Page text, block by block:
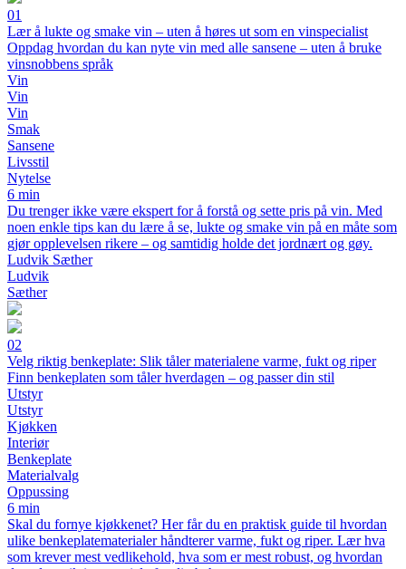
01
Lær å lukte og smake vin – uten å høres ut som en vinspecialist
Oppdag hvordan du kan nyte vin med alle sansene – uten å bruke
vinsnobbens språk
Vin
Vin
Vin
Smak
Sansene
Livsstil
Nytelse
6 min
Du trenger ikke være ekspert for å forstå og sette pris på vin. Med
noen enkle tips kan du lære å se, lukte og smake vin på en måte som
gjør opplevelsen rikere – og samtidig holde det jordnært og gøy.
Ludvik Sæther
Ludvik
Sæther
02
Velg riktig benkeplate: Slik tåler materialene varme, fukt og riper
Finn benkeplaten som tåler hverdagen – og passer din stil
Utstyr
Utstyr
Kjøkken
Interiør
Benkeplate
Materialvalg
Oppussing
6 min
Skal du fornye kjøkkenet? Her får du en praktisk guide til hvordan
ulike benkeplatematerialer håndterer varme, fukt og riper. Lær hva
som krever mest vedlikehold, hva som er mest robust, og hvordan